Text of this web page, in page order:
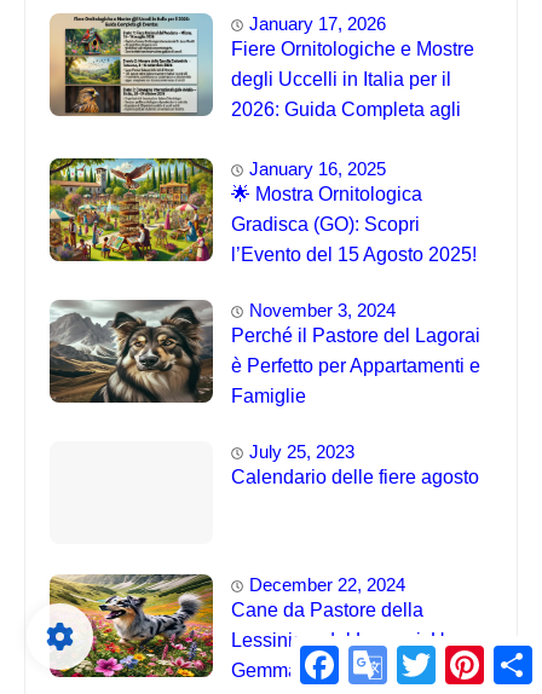
January 17, 2026
Fiere Ornitologiche e Mostre
degli Uccelli in Italia per il
2026: Guida Completa agli
January 16, 2025
🌟 Mostra Ornitologica
Gradisca (GO): Scopri
l’Evento del 15 Agosto 2025!
November 3, 2024
Perché il Pastore del Lagorai
è Perfetto per Appartamenti e
Famiglie
July 25, 2023
Calendario delle fiere agosto
December 22, 2024
Cane da Pastore della
Lessinia e del Lagorai: Una
Gemma Unica delle Alpi 🤯
FacebookGoogle
Translate
Twitter